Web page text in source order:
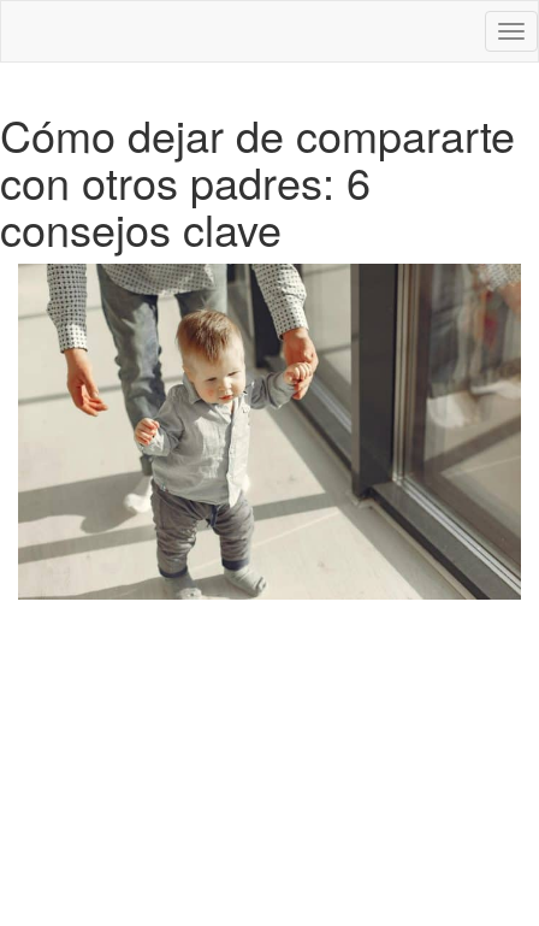
Cómo dejar de compararte
con otros padres: 6
consejos clave